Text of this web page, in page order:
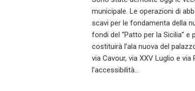
municipale. Le operazioni di
scavi per le fondamenta della
fondi del “Patto per la Sicilia”
costituirà l’ala nuova del
via Cavour, via XXV Luglio e
l’accessibilità…